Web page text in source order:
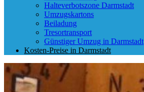
Halteverbotszone Darmstadt
Umzugskartons
Beiladung
Tresortransport
Günstiger Umzug in Darmstadt
Kosten-Preise in Darmstadt